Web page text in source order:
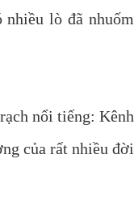
lò đã nhuốm
nổi tiếng: Kênh
của rất nhiều đời